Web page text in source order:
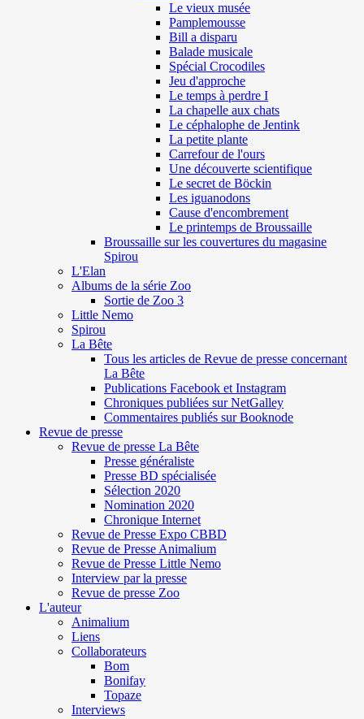
Le vieux musée
Pamplemousse
Bill a disparu
Balade musicale
Spécial Crocodiles
Jeu d'approche
Le temps à perdre I
La chapelle aux chats
Le céphalophe de Jentink
La petite plante
Carrefour de l'ours
Une découverte scientifique
Le secret de Böckin
Les iguanodons
Cause d'encombrement
Le printemps de Broussaille
Broussaille sur les couvertures du magasine
Spirou
L'Elan
Albums de la série Zoo
Sortie de Zoo 3
Little Nemo
Spirou
La Bête
Tous les articles de Revue de presse concernant
La Bête
Publications Facebook et Instagram
Chroniques publiées sur NetGalley
Commentaires publiés sur Booknode
Revue de presse
Revue de presse La Bête
Presse généraliste
Presse BD spécialisée
Sélection 2020
Nomination 2020
Chronique Internet
Revue de Presse Expo CBBD
Revue de Presse Animalium
Revue de Presse Little Nemo
Interview par la presse
Revue de presse Zoo
L'auteur
Animalium
Liens
Collaborateurs
Bom
Bonifay
Topaze
Interviews